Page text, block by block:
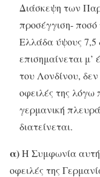
Διάσκεψη των
προσέγγιση-
Ελλάδα ύψους 7,5
επισημαίνεται
του Λονδίνου, δεν
οφειλές της
γερμανική
διατείνεται.
α)Η Συμφωνία
οφειλές της